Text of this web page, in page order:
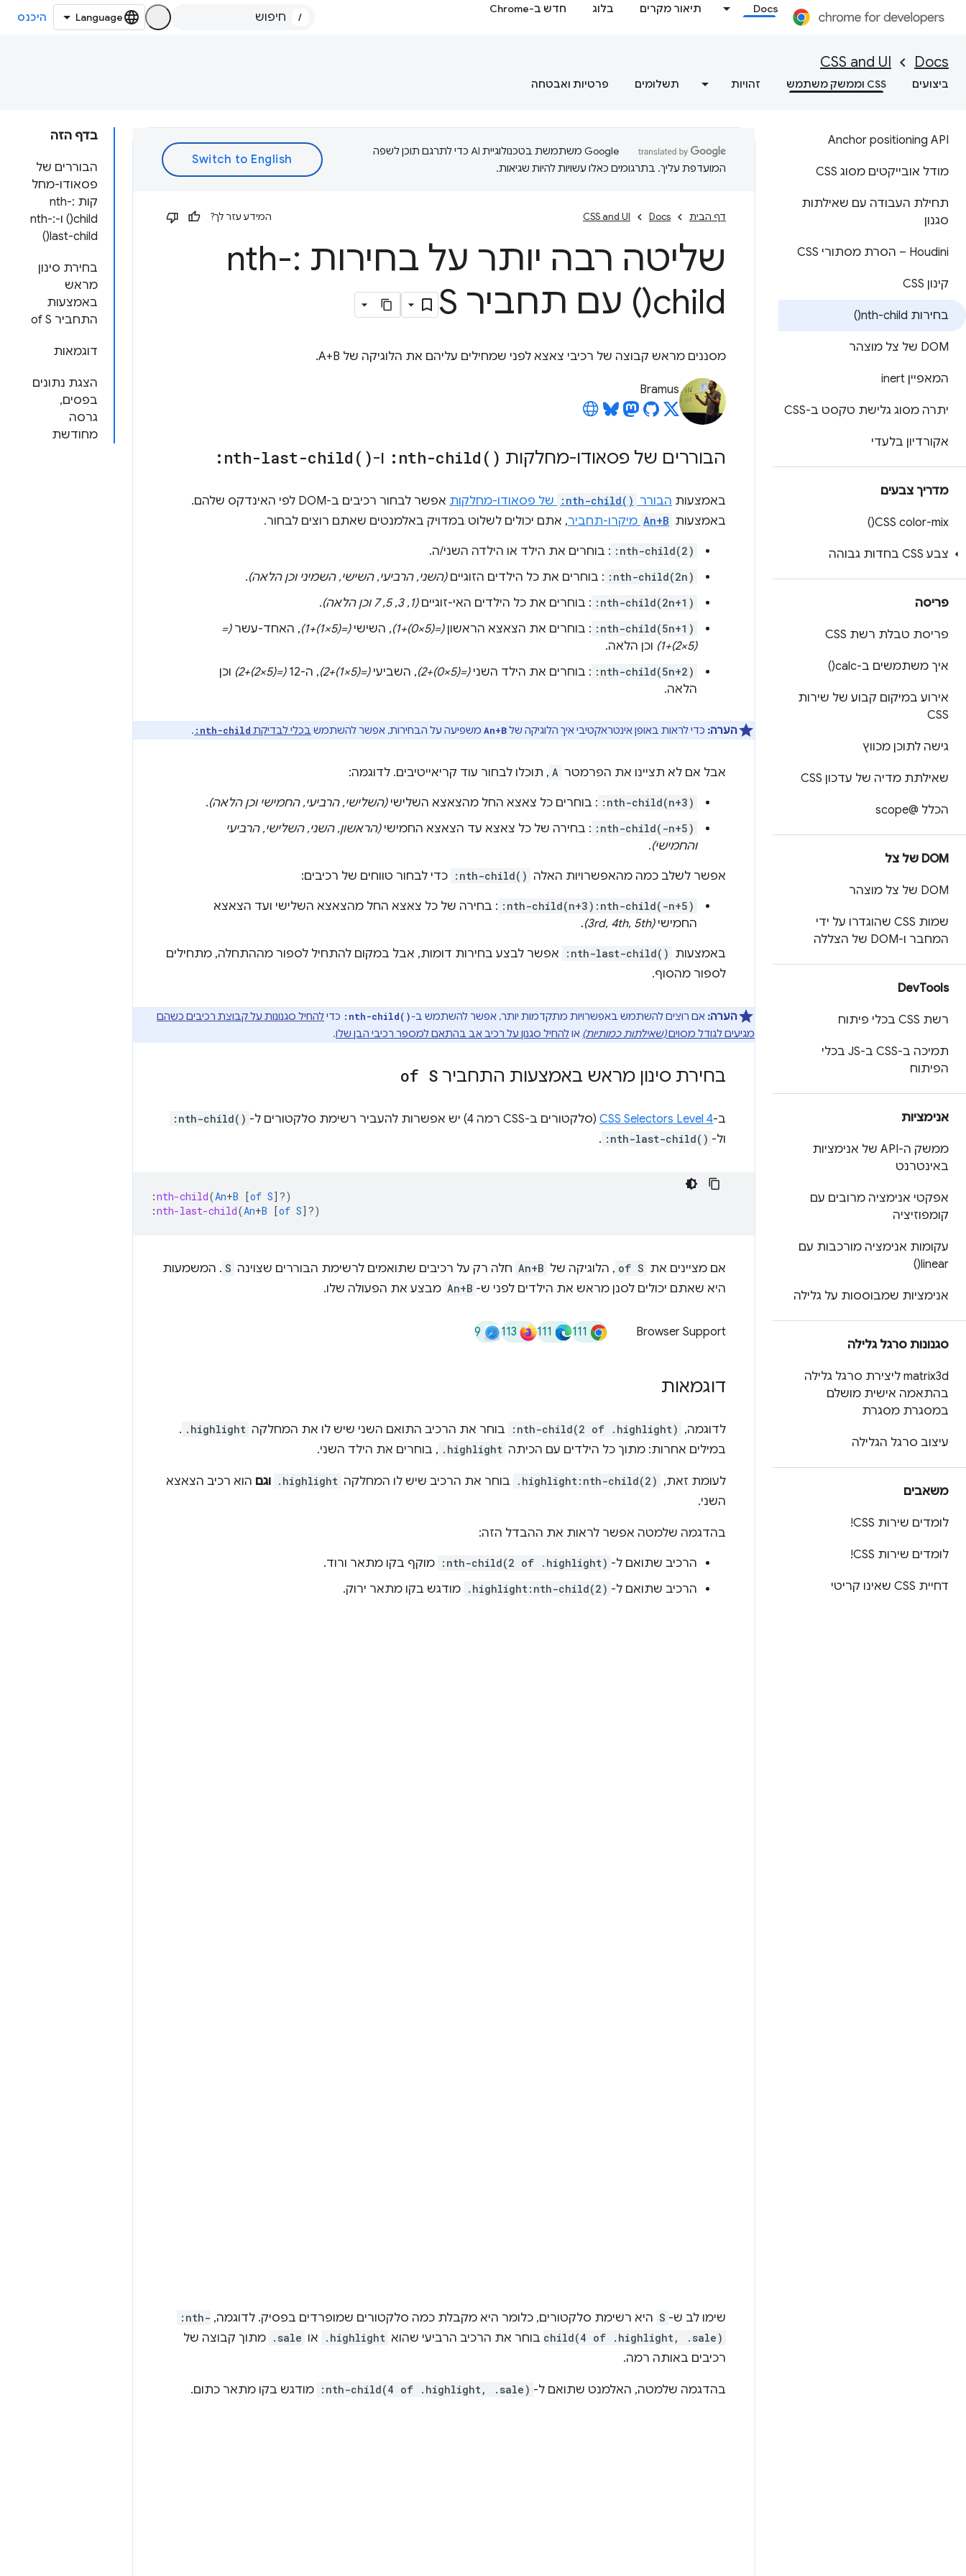
Docs תיאור מקרים בלוג חדש ב-Chrome
/ היכנס
Docs
CSS and UI
ביצועים CSS וממשק משתמש זהויות תשלומים פרטיות ואבטחה
Anchor positioning API
מודל אובייקטים מסוג CSS
תחילת העבודה עם שאילתות
סגנון
Houdini – הסרת מסתורי CSS
קינון CSS
בחירות nth-child(
)
DOM של צל מוצהר
המאפיין inert
יתרה מסוג גלישת טקסט ב-CSS
אקורדיון בלעדי
מדריך צבעים
CSS color-mix(
)
צבע CSS בחדות גבוהה
פריסה
פריסת טבלת רשת CSS
איך משתמשים ב-calc(
)
אירוע במיקום קבוע של שירות
CSS
גישה לתוכן מכווץ
שאילתת מדיה של עדכון CSS
הכלל @scope
DOM של צל
DOM של צל מוצהר
שמות CSS שהוגדרו על ידי
המחבר ו-DOM של הצללה
DevTools
רשת CSS בכלי פיתוח
תמיכה ב-CSS ב-JS בכלי
הפיתוח
אנימציות
ממשק ה-API של אנימציות
באינטרנט
אפקטי אנימציה מרובים עם
קומפוזיציה
עקומות אנימציה מורכבות עם
linear(
)
אנימציות שמבוססות על גלילה
סגנונות סרגל גלילה
matrix3d ליצירת סרגל גלילה
בהתאמה אישית מושלם
במסגרת מסגרת
עיצוב סרגל הגלילה
משאבים
לומדים שירות CSS!
לומדים שירות CSS!
דחיית CSS שאינו קריטי
בדף הזה
הבוררים של
פסאודו-מחל
קות :nth-
child() ו-:nth-
last-child()
בחירת סינון
מראש
באמצעות
התחביר of S
דוגמאות
הצגת נתונים
בפסים,
גרסה
מחודשת
‫Google משתמשת בטכנולוגיית AI כדי לתרגם תוכן לשפה
המועדפת עליך. בתרגומים כאלו עשויות להיות שגיאות.
דף הבית Docs
CSS and UI המידע עזר לך?
שליטה רבה יותר על בחירות :nth-
child( ) עם תחביר S
מסננים מראש קבוצה של רכיבי צאצא לפני שמחילים עליהם את הלוגיקה של A+B.
Bramus
הבוררים של פסאודו-מחלקות : nth-child( ) ו- : nth-last-child( )
באמצעות הבורר :nth-child() של פסאודו-מחלקות
אפשר לבחור רכיבים ב-DOM לפי האינדקס שלהם.
באמצעות An+B מיקרו-תחביר, אתם יכולים לשלוט במדויק באלמנטים שאתם רוצים לבחור.
:nth-child(2) : בוחרים את הילד או הילדה השני/ה.
:nth-child(2n) : בוחרים את כל הילדים הזוגיים(השני, הרביעי, השישי, השמיני וכן הלאה).
:nth-child(2n+1) : בוחרים את כל הילדים האי-זוגיים(1,‏ 3,‏ 5,‏ 7 וכן הלאה) .
:nth-child(5n+1) : בוחרים את הצאצא הראשון(=(5×0)+1) , השישי(=(5×1)+1) , האחד-עשר(=
(5×2)+1)
וכן הלאה.
:nth-child(5n+2) : בוחרים את הילד השני(=(5×0)+2) , השביעי(=(5×1)+2) , ה-12 (=(5×2)+2)
וכן
הלאה.
הערה: כדי לראות באופן אינטראקטיבי איך הלוגיקה שלAn+B משפיעה על הבחירות, אפשר להשתמש בכלי לבדיקת :nth-child
.
אבל אם לא תציינו את הפרמטר A , תוכלו לבחור עוד קריאייטיבים. לדוגמה:
:nth-child(n+3) : בוחרים כל צאצא החל מהצאצא השלישי(השלישי, הרביעי, החמישי וכן הלאה).
:nth-child(-n+5) : בחירה של כל צאצא עד הצאצא החמישי(הראשון, השני, השלישי, הרביעי
והחמישי).
אפשר לשלב כמה מהאפשרויות האלה :nth-child() כדי לבחור טווחים של רכיבים:
:nth-child(n+3):nth-child(-n+5) : בחירה של כל צאצא החל מהצאצא השלישי ועד הצאצא
החמישי(3rd, 4th, 5th)
.
באמצעות :nth-last-child()
אפשר לבצע בחירות דומות, אבל במקום להתחיל לספור מההתחלה, מתחילים
לספור מהסוף.
הערה: אם רוצים להשתמש באפשרויות מתקדמות יותר, אפשר להשתמש ב-:nth-child() כדילהחיל סגנונות על קבוצת רכיבים כשהם
מגיעים לגודל מסוים(שאילתות כמותיות) אולהחיל סגנון על רכיב אב בהתאם למספר רכיבי הבן שלו.
בחירת סינון מראש באמצעות התחביר of S
ב-CSS Selectors Level 4 (סלקטורים ב-CSS רמה 4) יש אפשרות להעביר רשימת סלקטורים ל- :nth-child()
ול- :nth-last-child()
.
:nth-child(An+B [of S]?)
:nth-last-child(An+B [of S]?)
אם מציינים את of S , הלוגיקה של An+B חלה רק על רכיבים שתואמים לרשימת הבוררים שצוינה S . המשמעות
היא שאתם יכולים לסנן מראש את הילדים לפני ש- An+B מבצע את הפעולה שלו.
Browser Support
111
111
113
9
דוגמאות
לדוגמה, :nth-child(2 of .highlight) בוחר את הרכיב התואם השני שיש לו את המחלקה .highlight
.
במילים אחרות: מתוך כל הילדים עם הכיתה .highlight , בוחרים את הילד השני.
לעומת זאת, .highlight:nth-child(2) בוחר את הרכיב שיש לו המחלקה .highlight וגם הוא רכיב הצאצא
השני.
בהדגמה שלמטה אפשר לראות את ההבדל הזה:
הרכיב שתואם ל- :nth-child(2 of .highlight) מוקף בקו מתאר ורוד.
הרכיב שתואם ל- .highlight:nth-child(2) מודגש בקו מתאר ירוק.
שימו לב ש- S היא רשימת סלקטורים, כלומר היא מקבלת כמה סלקטורים שמופרדים בפסיק. לדוגמה, :nth-
child(4 of .highlight, .sale) בוחר את הרכיב הרביעי שהוא .highlight או .sale מתוך קבוצה של
רכיבים באותה רמה.
בהדגמה שלמטה, האלמנט שתואם ל- :nth-child(4 of .highlight, .sale) מודגש בקו מתאר כתום.